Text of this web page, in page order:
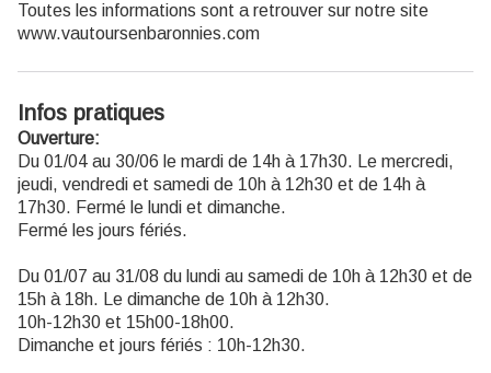
Toutes les informations sont a retrouver sur notre site
www.vautoursenbaronnies.com
Infos pratiques
Ouverture:
Du 01/04 au 30/06 le mardi de 14h à 17h30. Le mercredi,
jeudi, vendredi et samedi de 10h à 12h30 et de 14h à
17h30. Fermé le lundi et dimanche.
Fermé les jours fériés.
Du 01/07 au 31/08 du lundi au samedi de 10h à 12h30 et de
15h à 18h. Le dimanche de 10h à 12h30.
10h-12h30 et 15h00-18h00.
Dimanche et jours fériés : 10h-12h30.